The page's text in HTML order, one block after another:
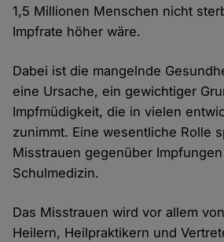
1,5 Millionen Menschen nicht
Impfrate höher wäre.
Dabei ist die mangelnde
eine Ursache, ein gewichtiger
Impfmüdigkeit, die in vielen
zunimmt. Eine wesentliche Rolle
Misstrauen gegenüber
Schulmedizin.
Das Misstrauen wird vor allem
Heilern, Heilpraktikern und